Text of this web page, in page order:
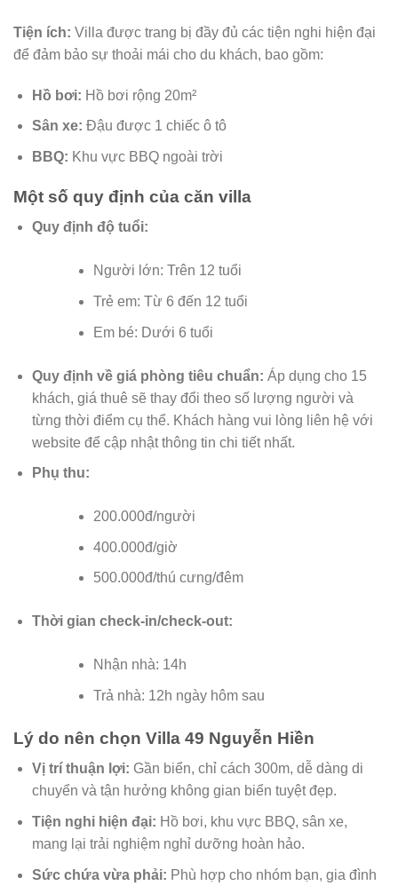
Tiện ích: Villa được trang bị đầy đủ các tiện nghi hiện đại
để đảm bảo sự thoải mái cho du khách, bao gồm:
Hồ bơi: Hồ bơi rộng 20m²
Sân xe: Đậu được 1 chiếc ô tô
BBQ: Khu vực BBQ ngoài trời
Một số quy định của căn villa
Quy định độ tuổi:
Người lớn: Trên 12 tuổi
Trẻ em: Từ 6 đến 12 tuổi
Em bé: Dưới 6 tuổi
Quy định về giá phòng tiêu chuẩn: Áp dụng cho 15
khách, giá thuê sẽ thay đổi theo số lượng người và
từng thời điểm cụ thể. Khách hàng vui lòng liên hệ với
website để cập nhật thông tin chi tiết nhất.
Phụ thu:
200.000đ/người
400.000đ/giờ
500.000đ/thú cưng/đêm
Thời gian check-in/check-out:
Nhận nhà: 14h
Trả nhà: 12h ngày hôm sau
Lý do nên chọn Villa 49 Nguyễn Hiền
Vị trí thuận lợi: Gần biển, chỉ cách 300m, dễ dàng di
chuyển và tận hưởng không gian biển tuyệt đẹp.
Tiện nghi hiện đại: Hồ bơi, khu vực BBQ, sân xe,
mang lại trải nghiệm nghỉ dưỡng hoàn hảo.
Sức chứa vừa phải: Phù hợp cho nhóm bạn, gia đình